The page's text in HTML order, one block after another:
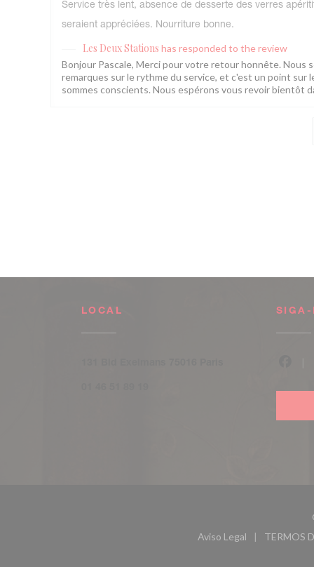
Service très lent, absence de desserte des verres
seraient appréciées. Nourriture bonne.
Les Deux Stations has responded to the review
Bonjour Pascale, Merci pour votre retour honnête. Nous
remarques sur le rythme du service, et c'est un point
sommes conscients. Nous espérons vous revoir bientôt
LOCAL SIGA-
Aviso Legal
((abre numa nova
TERMOS